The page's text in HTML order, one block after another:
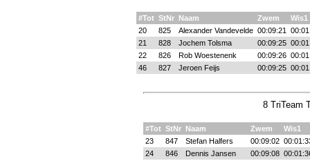
#Tot StNr Naam Zwem
Wis1
20
825 Alexander Vandevelde 00:09:21
21
828 Jochem Tolsma 00:09:25
22
826 Rob Woestenenk 00:09:26
46
827 Jeroen Feijs 00:09:25
8 TriTeam
#Tot StNr Naam Zwem
Wis1
23
847 Stefan Halfers 00:09:02
24
846 Dennis Jansen 00:09:08